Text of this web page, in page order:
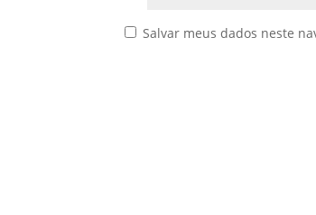
Salvar meus dados neste